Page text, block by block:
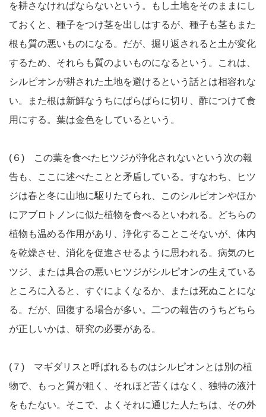
を耕さなければならないという。もし土地をそのままにし
ておくと、種子をつけ茎を出しはするが、種子も茎もまた
根も質の悪いものになる。だが、掘り返されると土が変化
するため、それらも質のよいものになるという。これは、
シルピオンが耕された土地を避けるという話とは相容れな
い。また根は新鮮なうちにばらばらに切り、酢につけて食
用にする。葉は金色をしているという。
(６) この葉を食べたヒツジが浄化されないという次の報
告も、ここに述べたことと矛盾している。すなわち、ヒツ
ジは春と冬に山地に駆りたてられ、このシルピオンやほか
にアブロトノンに似た植物を食べるといわれる。どちらの
植物も温める作用があり、浄化することこそないが、体内
を乾燥させ、消化を促進させるように思われる。病気のヒ
ツジ、または具合の悪いヒツジがシルピオンの生えている
ところに入ると、すぐによくなるか、または死ぬことにな
る。だが、回復する場合が多い。二つの報告のうちどちら
が正しいかは、研究の必要がある。
(７) マギダリスと呼ばれるものはシルピオンとは別の植
物で、もっと質が粗く、それほど苦くはなく、独特の液汁
をもたない。そこで、よくそれに通じた人たちは、その外